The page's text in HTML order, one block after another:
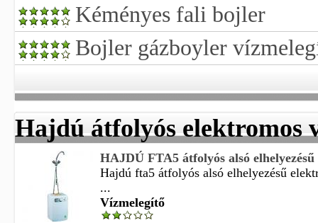
Kéményes fali bojler
Bojler gázboyler
Hajdú átfolyós elektromos
HAJDÚ FTA5 átfolyós alsó
Hajdú fta5 átfolyós alsó elhelyezésű
...
Vízmelegítő